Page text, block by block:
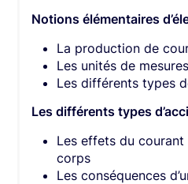
Notions élémentaires
La production de
Les unités de
Les différents types
Les différents types
Les effets du
corps
Les conséquences